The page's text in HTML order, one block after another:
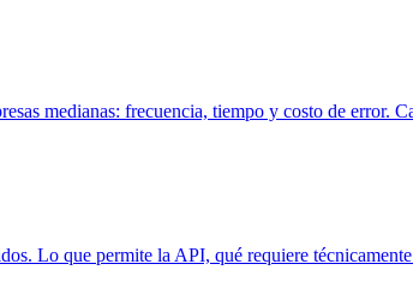
medianas: frecuencia, tiempo y costo de error.
Lo que permite la API, qué requiere